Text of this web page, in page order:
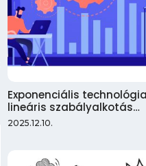
Exponenciális
lineáris szabályalkotás…
2025.12.10.